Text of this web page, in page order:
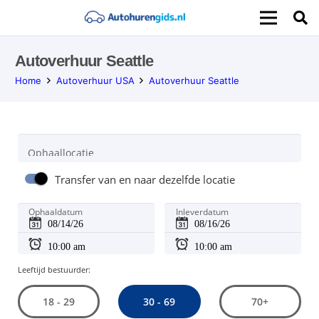
Autoverhuur Seattle
Home Autoverhuur USA Autoverhuur Seattle
Ophaallocatie
Transfer van en naar dezelfde locatie
Ophaaldatum Inleverdatum
Leeftijd bestuurder:
18 - 29 30 - 69 70+